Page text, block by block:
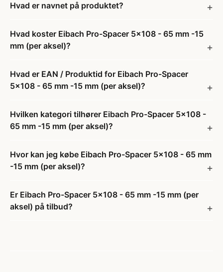
Hvad er navnet på produktet?
Hvad koster Eibach Pro-Spacer 5x108 - 65 mm -15
mm (per aksel)?
Hvad er EAN / Produktid for Eibach Pro-Spacer
5x108 - 65 mm -15 mm (per aksel)?
Hvilken kategori tilhører Eibach Pro-Spacer 5x108 -
65 mm -15 mm (per aksel)?
Hvor kan jeg købe Eibach Pro-Spacer 5x108 - 65 mm
-15 mm (per aksel)?
Er Eibach Pro-Spacer 5x108 - 65 mm -15 mm (per
aksel) på tilbud?